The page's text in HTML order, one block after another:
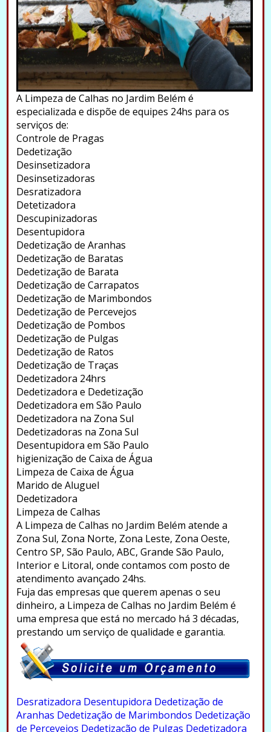
A Limpeza de Calhas no Jardim Belém é
especializada e dispõe de equipes 24hs para os
serviços de:
Controle de Pragas
Dedetização
Desinsetizadora
Desinsetizadoras
Desratizadora
Detetizadora
Descupinizadoras
Desentupidora
Dedetização de Aranhas
Dedetização de Baratas
Dedetização de Barata
Dedetização de Carrapatos
Dedetização de Marimbondos
Dedetização de Percevejos
Dedetização de Pombos
Dedetização de Pulgas
Dedetização de Ratos
Dedetização de Traças
Dedetizadora 24hrs
Dedetizadora e Dedetização
Dedetizadora em São Paulo
Dedetizadora na Zona Sul
Dedetizadoras na Zona Sul
Desentupidora em São Paulo
higienização de Caixa de Água
Limpeza de Caixa de Água
Marido de Aluguel
Dedetizadora
Limpeza de Calhas
A Limpeza de Calhas no Jardim Belém atende a
Zona Sul, Zona Norte, Zona Leste, Zona Oeste,
Centro SP, São Paulo, ABC, Grande São Paulo,
Interior e Litoral, onde contamos com posto de
atendimento avançado 24hs.
Fuja das empresas que querem apenas o seu
dinheiro, a Limpeza de Calhas no Jardim Belém é
uma empresa que está no mercado há 3 décadas,
prestando um serviço de qualidade e garantia.
Desratizadora Desentupidora Dedetização de
Aranhas Dedetização de Marimbondos Dedetização
de Percevejos Dedetização de Pulgas Dedetizadora